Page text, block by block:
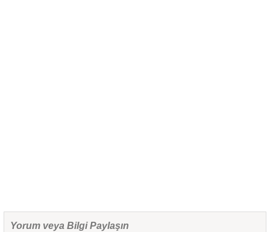
Yorum veya Bilgi Paylaşın